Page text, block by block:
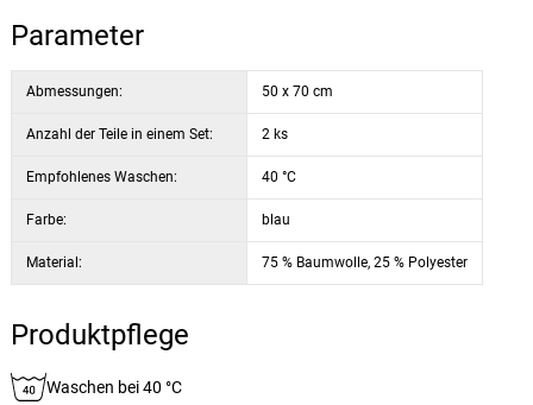
Parameter
Abmessungen: 50 x 70 cm
Anzahl der Teile in einem Set: 2 ks
Empfohlenes Waschen: 40 °C
Farbe: blau
Material: 75 % Baumwolle, 25 % Polyester
Produktpflege
Waschen bei 40 °C